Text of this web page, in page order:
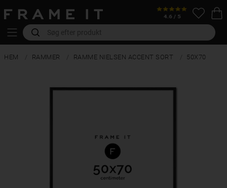
HEM RAMMER RAMME NIELSEN ACCENT SORT 50X70